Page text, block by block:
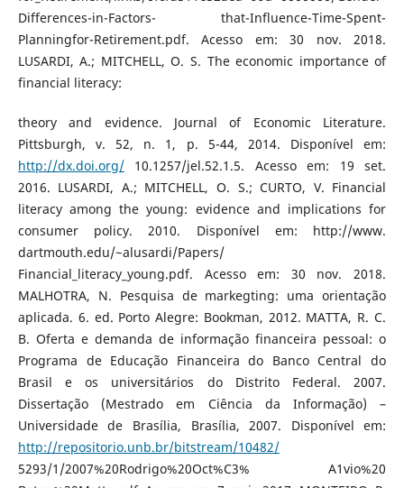
Differences-in-Factors- that-Influence-Time-Spent-
Planningfor-Retirement.pdf. Acesso em: 30 nov. 2018.
LUSARDI, A.; MITCHELL, O. S. The economic importance of
financial literacy:
theory and evidence. Journal of Economic Literature.
Pittsburgh, v. 52, n. 1, p. 5-44, 2014. Disponível em:
http://dx.doi.org/10.1257/jel.52.1.5. Acesso em: 19 set.
2016. LUSARDI, A.; MITCHELL, O. S.; CURTO, V. Financial
literacy among the young: evidence and implications for
consumer policy. 2010. Disponível em: http://www.
dartmouth.edu/~alusardi/Papers/
Financial_literacy_young.pdf. Acesso em: 30 nov. 2018.
MALHOTRA, N. Pesquisa de markegting: uma orientação
aplicada. 6. ed. Porto Alegre: Bookman, 2012. MATTA, R. C.
B. Oferta e demanda de informação financeira pessoal: o
Programa de Educação Financeira do Banco Central do
Brasil e os universitários do Distrito Federal. 2007.
Dissertação (Mestrado em Ciência da Informação) –
Universidade de Brasília, Brasília, 2007. Disponível em:
http://repositorio.unb.br/bitstream/10482/
5293/1/2007%20Rodrigo%20Oct%C3% A1vio%20